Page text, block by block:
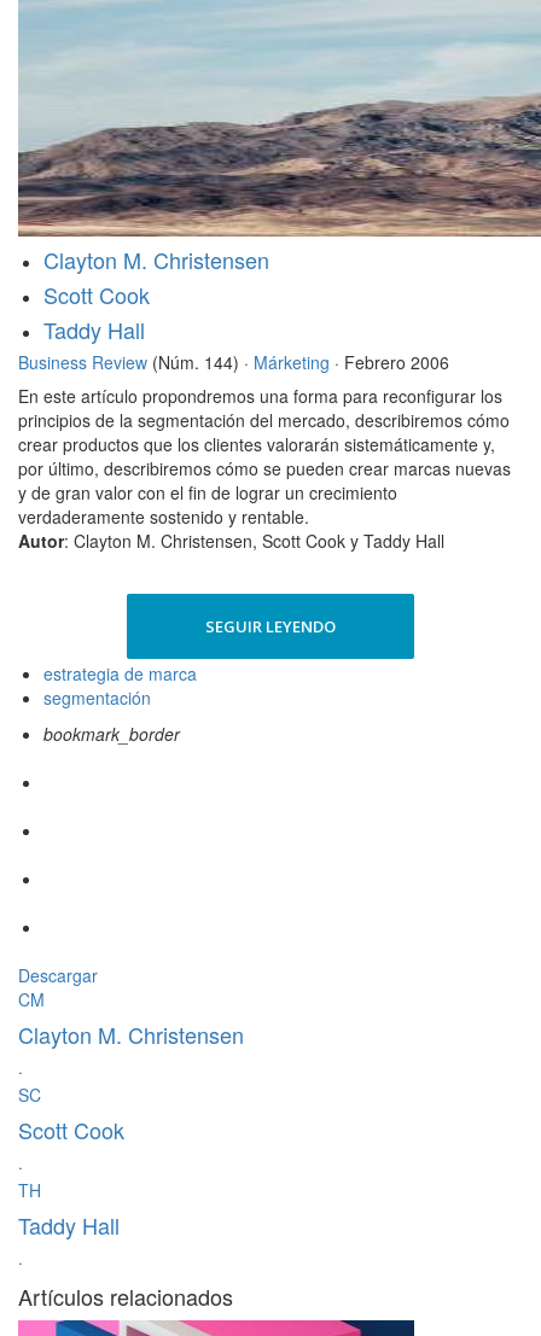
Clayton M. Christensen
Scott Cook
Taddy Hall
Business Review (Núm. 144) · Márketing · Febrero 2006
En este artículo propondremos una forma para reconfigurar los
principios de la segmentación del mercado, describiremos cómo
crear productos que los clientes valorarán sistemáticamente y,
por último, describiremos cómo se pueden crear marcas nuevas
y de gran valor con el fin de lograr un crecimiento
verdaderamente sostenido y rentable.
Autor: Clayton M. Christensen, Scott Cook y Taddy Hall
SEGUIR LEYENDO
estrategia de marca
segmentación
bookmark_border
Descargar
CM
Clayton M. Christensen
·
SC
Scott Cook
·
TH
Taddy Hall
·
Artículos relacionados